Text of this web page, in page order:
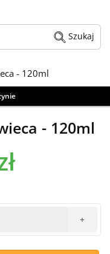
Szukaj
od aktualnego wyglądu.
- 120ml
+